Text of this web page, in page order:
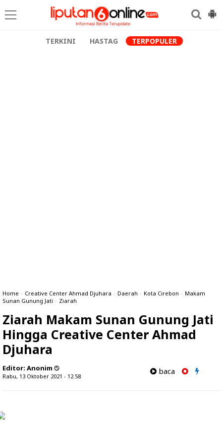
TERKINI HASTAG TERPOPULER
Home » Creative Center Ahmad Djuhara » Daerah » Kota Cirebon » Makam
Sunan Gunung Jati » Ziarah
Ziarah Makam Sunan Gunung Jati
Hingga Creative Center Ahmad
Djuhara
Editor: Anonim
Rabu, 13 Oktober 2021 - 12.58
baca